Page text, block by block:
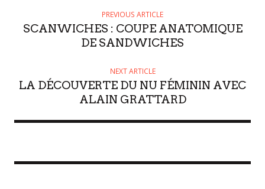
PREVIOUS ARTICLE
SCANWICHES : COUPE ANATOMIQUE
DE SANDWICHES
NEXT ARTICLE
LA DÉCOUVERTE DU NU FÉMININ AVEC
ALAIN GRATTARD